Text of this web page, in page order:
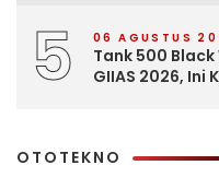
5 06 AGUSTUS
Tank 500
GIIAS 2026, Ini
OTOTEKNO